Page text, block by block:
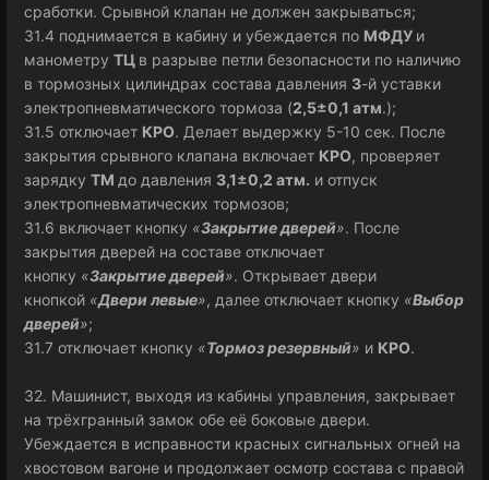
сработки. Срывной клапан не должен закрываться;
31.4 поднимается в кабину и убеждается по МФДУ и
манометру ТЦ в разрыве петли безопасности по наличию
в тормозных цилиндрах состава давления 3-й уставки
электропневматического тормоза (2,5±0,1 атм.);
31.5 отключает КРО. Делает выдержку 5-10 сек. После
закрытия срывного клапана включает КРО, проверяет
зарядку ТМ до давления 3,1±0,2 атм. и отпуск
электропневматических тормозов;
31.6 включает кнопку «Закрытие дверей». После
закрытия дверей на составе отключает
кнопку «Закрытие дверей». Открывает двери
кнопкой «Двери левые», далее отключает кнопку «Выбор
дверей»;
31.7 отключает кнопку «Тормоз резервный» и КРО.
32. Машинист, выходя из кабины управления, закрывает
на трёхгранный замок обе её боковые двери.
Убеждается в исправности красных сигнальных огней на
хвостовом вагоне и продолжает осмотр состава с правой